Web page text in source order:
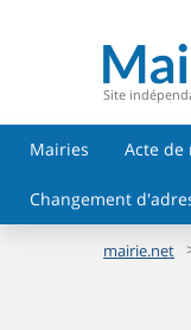
Site
Mairies Acte de
Changement
mairie.net